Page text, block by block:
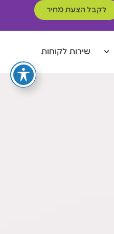
לקבל הצעת מחיר
שירות לקוחות